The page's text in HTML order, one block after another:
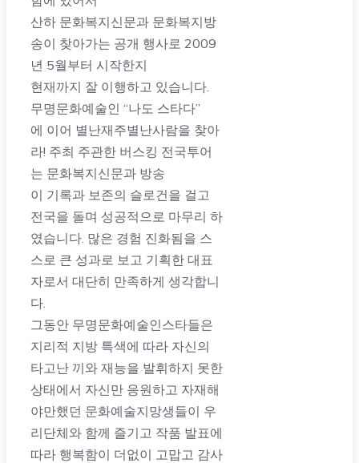
산하 문화복지신문과 문화복지방
송이 찾아가는 공개 행사로 2009
년 5월부터 시작한지
현재까지 잘 이행하고 있습니다.
무명문화예술인 “나도 스타다”
에 이어 별난재주별난사람을 찾아
라! 주최 주관한 버스킹 전국투어
는 문화복지신문과 방송
이 기록과 보존의 슬로건을 걸고
전국을 돌며 성공적으로 마무리 하
였습니다. 많은 경험 진화됨을 스
스로 큰 성과로 보고 기획한 대표
자로서 대단히 만족하게 생각합니
다.
그동안 무명문화예술인스타들은
지리적 지방 특색에 따라 자신의
타고난 끼와 재능을 발휘하지 못한
상태에서 자신만 응원하고 자재해
야만했던 문화예술지망생들이 우
리단체와 함께 즐기고 작품 발표에
따라 행복함이 더없이 고맙고 감사